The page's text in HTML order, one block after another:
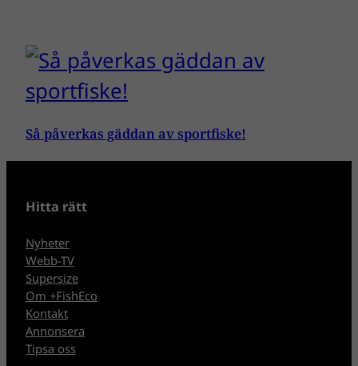
Så påverkas gäddan av sportfiske!
Hitta rätt
Nyheter
Webb-TV
Supersize
Om +FishEco
Kontakt
Annonsera
Tipsa oss